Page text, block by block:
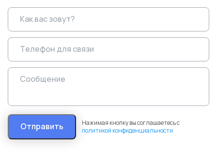
Отправить
Нажимая кнопку вы соглашаетесь с
политикой конфиденциальности